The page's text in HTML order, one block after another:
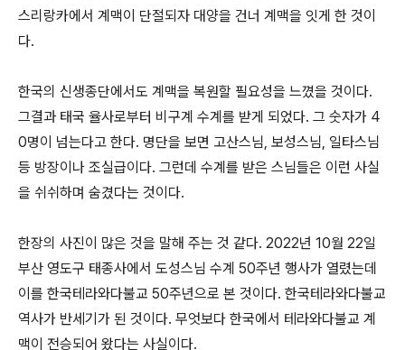
스리랑카에서 계맥이 단절되자 대양을 건너 계맥을 잇게 한 것이
다.
한국의 신생종단에서도 계맥을 복원할 필요성을 느꼈을 것이다.
그결과 태국 율사로부터 비구계 수계를 받게 되었다. 그 숫자가 4
0명이 넘는다고 한다. 명단을 보면 고산스님, 보성스님, 일타스님
등 방장이나 조실급이다. 그런데 수계를 받은 스님들은 이런 사실
을 쉬쉬하며 숨겼다는 것이다.
한장의 사진이 많은 것을 말해 주는 것 같다. 2022년 10월 22일
부산 영도구 태종사에서 도성스님 수계 50주년 행사가 열렸는데
이를 한국테라와다불교 50주년으로 본 것이다. 한국테라와다불교
역사가 반세기가 된 것이다. 무엇보다 한국에서 테라와다불교 계
맥이 전승되어 왔다는 사실이다.